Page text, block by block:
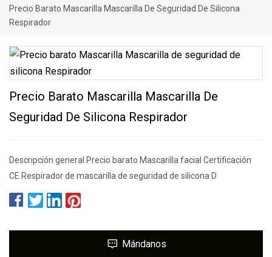
Precio Barato Mascarilla Mascarilla De Seguridad De Silicona
Respirador
Precio Barato Mascarilla Mascarilla De
Seguridad De Silicona Respirador
Descripción general Precio barato Mascarilla facial Certificación
CE Respirador de mascarilla de seguridad de silicona D
Mándanos